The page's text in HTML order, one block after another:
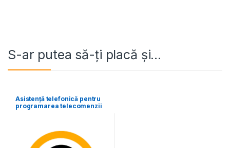
S-ar putea să-ți placă și…
Asistență telefonică pentru
programarea telecomenzii